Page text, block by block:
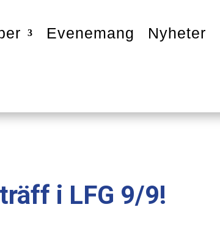
Evenemang Nyheter
i LFG 9/9!